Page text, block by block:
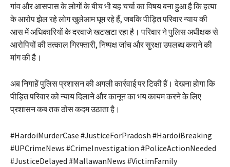
गांव और आसपास के लोगों के बीच भी यह चर्चा का विषय बना हुआ है कि हत्या
के आरोप झेल रहे लोग खुलेआम घूम रहे हैं, जबकि पीड़ित परिवार न्याय की
आस में अधिकारियों के दरवाजे खटखटा रहा है। परिवार ने पुलिस अधीक्षक से
आरोपियों की तत्काल गिरफ्तारी, निष्पक्ष जांच और सुरक्षा उपलब्ध कराने की
मांग की है।
अब निगाहें पुलिस प्रशासन की अगली कार्रवाई पर टिकी हैं। देखना होगा कि
पीड़ित परिवार को न्याय दिलाने और कानून का भय कायम करने के लिए
प्रशासन कब तक ठोस कदम उठाता है।
#HardoiMurderCase #JusticeForPradosh #HardoiBreaking
#UPCrimeNews #CrimeInvestigation #PoliceActionNeeded
#JusticeDelayed #MallawanNews #VictimFamily